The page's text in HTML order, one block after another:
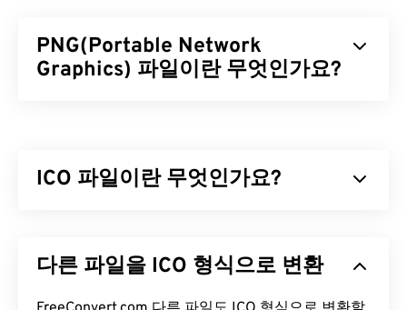
PNG(Portable Network
Graphics) 파일이란 무엇인가요?
으며 투명도를 지원하여 아이콘이나 그래픽 디자인
이점이 있습니다. 또한 PNG는무손실 압축을사용하
ICO 파일이란 무엇인가요?
ICO 파일은 Windows 사용자가 이미지를 애플리케이
다른 파일을 ICO 형식으로 변환